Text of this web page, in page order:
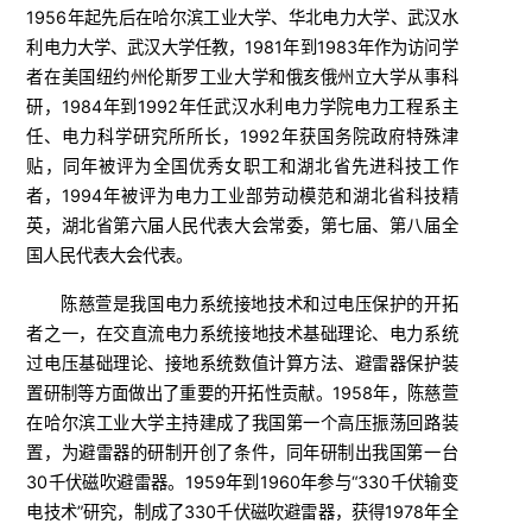
1956年起先后在哈尔滨工业大学、华北电力大学、武汉水
利电力大学、武汉大学任教，1981年到1983年作为访问学
者在美国纽约州伦斯罗工业大学和俄亥俄州立大学从事科
研，1984年到1992年任武汉水利电力学院电力工程系主
任、电力科学研究所所长，1992年获国务院政府特殊津
贴，同年被评为全国优秀女职工和湖北省先进科技工作
者，1994年被评为电力工业部劳动模范和湖北省科技精
英，湖北省第六届人民代表大会常委，第七届、第八届全
国人民代表大会代表。
陈慈萱是我国电力系统接地技术和过电压保护的开拓
者之一，在交直流电力系统接地技术基础理论、电力系统
过电压基础理论、接地系统数值计算方法、避雷器保护装
置研制等方面做出了重要的开拓性贡献。1958年，陈慈萱
在哈尔滨工业大学主持建成了我国第一个高压振荡回路装
置，为避雷器的研制开创了条件，同年研制出我国第一台
30千伏磁吹避雷器。1959年到1960年参与“330千伏输变
电技术”研究，制成了330千伏磁吹避雷器，获得1978年全